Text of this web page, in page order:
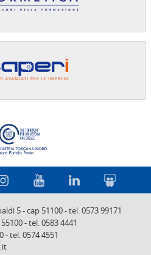
5-cap 51100-tel. 0573 99171
-tel. 0583 4441
-tel. 0574 4551